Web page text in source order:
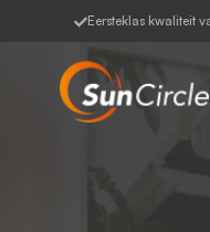
Eersteklas kwaliteit